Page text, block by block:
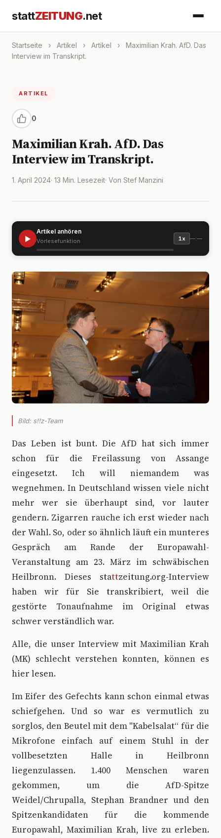
stattZEITUNG.net
Startseite › Artikel › Artikel ›
Maximilian Krah. AfD. Das
Interview im Transkript.
ARTIKEL
0
Maximilian Krah. AfD. Das
Interview im Transkript.
1. April 2024· 13 Min. Lesezeit· Von Stef Manzini
▶
Artikel anhören
Vorlesefunktion 1x —:—
Bild: s!!z-Team
Das Leben ist bunt. Die AfD hat sich immer
schon für die Freilassung von Assange
eingesetzt. Ich will niemandem was
wegnehmen. In Deutschland wissen viele nicht
mehr wer sie überhaupt sind, vor lauter
gendern. Zigarren rauche ich erst wieder nach
der Wahl. So, oder so ähnlich läuft ein munteres
Gespräch am Rande der Europawahl-
Veranstaltung am 23. März im schwäbischen
Heilbronn. Dieses stattzeitung.org-Interview
haben wir für Sie transkribiert, weil die
gestörte Tonaufnahme im Original etwas
schwer verständlich war.
Alle, die unser Interview mit Maximilian Krah
(MK) schlecht verstehen konnten, können es
hier lesen.
Im Eifer des Gefechts kann schon einmal etwas
schiefgehen. Und so war es vermutlich zu
sorglos, den Beutel mit dem "Kabelsalat“ für die
Mikrofone einfach auf einem Stuhl in der
vollbesetzten Halle in Heilbronn
liegenzulassen. 1.400 Menschen waren
gekommen, um die AfD-Spitze
Weidel/Chrupalla, Stephan Brandner und den
Spitzenkandidaten für die kommende
Europawahl, Maximilian Krah, live zu erleben.